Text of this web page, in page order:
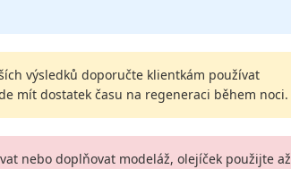
výsledků doporučte klientkám používat
mít dostatek času na regeneraci během noci.
nebo doplňovat modeláž, olejíček použijte až